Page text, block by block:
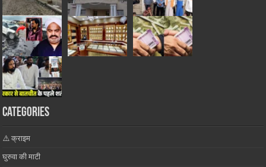
Categories
⚠️ क्राइम
घुरुवा की माटी